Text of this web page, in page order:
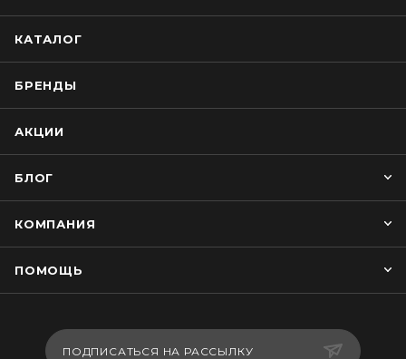
КАТАЛОГ
БРЕНДЫ
АКЦИИ
БЛОГ
КОМПАНИЯ
ПОМОЩЬ
ПОДПИСАТЬСЯ НА РАССЫЛКУ